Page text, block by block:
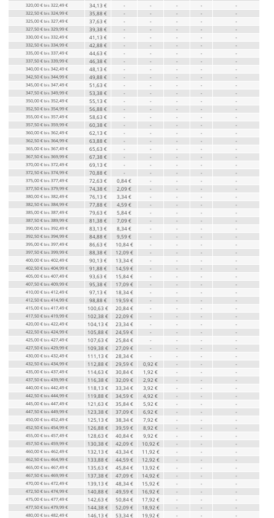
320,00 € bis 322,49 € 34,13 € - - - - -
322,50 € bis 324,99 € 35,88 € - - - - -
325,00 € bis 327,49 € 37,63 € - - - - -
327,50 € bis 329,99 € 39,38 € - - - - -
330,00 € bis 332,49 € 41,13 € - - - - -
332,50 € bis 334,99 € 42,88 € - - - - -
335,00 € bis 337,49 € 44,63 € - - - - -
337,50 € bis 339,99 € 46,38 € - - - - -
340,00 € bis 342,49 € 48,13 € - - - - -
342,50 € bis 344,99 € 49,88 € - - - - -
345,00 € bis 347,49 € 51,63 € - - - - -
347,50 € bis 349,99 € 53,38 € - - - - -
350,00 € bis 352,49 € 55,13 € - - - - -
352,50 € bis 354,99 € 56,88 € - - - - -
355,00 € bis 357,49 € 58,63 € - - - - -
357,50 € bis 359,99 € 60,38 € - - - - -
360,00 € bis 362,49 € 62,13 € - - - - -
362,50 € bis 364,99 € 63,88 € - - - - -
365,00 € bis 367,49 € 65,63 € - - - - -
367,50 € bis 369,99 € 67,38 € - - - - -
370,00 € bis 372,49 € 69,13 € - - - - -
372,50 € bis 374,99 € 70,88 € - - - - -
375,00 € bis 377,49 € 72,63 € 0,84 € - - - -
377,50 € bis 379,99 € 74,38 € 2,09 € - - - -
380,00 € bis 382,49 € 76,13 € 3,34 € - - - -
382,50 € bis 384,99 € 77,88 € 4,59 € - - - -
385,00 € bis 387,49 € 79,63 € 5,84 € - - - -
387,50 € bis 389,99 € 81,38 € 7,09 € - - - -
390,00 € bis 392,49 € 83,13 € 8,34 € - - - -
392,50 € bis 394,99 € 84,88 € 9,59 € - - - -
395,00 € bis 397,49 € 86,63 € 10,84 € - - - -
397,50 € bis 399,99 € 88,38 € 12,09 € - - - -
400,00 € bis 402,49 € 90,13 € 13,34 € - - - -
402,50 € bis 404,99 € 91,88 € 14,59 € - - - -
405,00 € bis 407,49 € 93,63 € 15,84 € - - - -
407,50 € bis 409,99 € 95,38 € 17,09 € - - - -
410,00 € bis 412,49 € 97,13 € 18,34 € - - - -
412,50 € bis 414,99 € 98,88 € 19,59 € - - - -
415,00 € bis 417,49 € 100,63 € 20,84 € - - - -
417,50 € bis 419,99 € 102,38 € 22,09 € - - - -
420,00 € bis 422,49 € 104,13 € 23,34 € - - - -
422,50 € bis 424,99 € 105,88 € 24,59 € - - - -
425,00 € bis 427,49 € 107,63 € 25,84 € - - - -
427,50 € bis 429,99 € 109,38 € 27,09 € - - - -
430,00 € bis 432,49 € 111,13 € 28,34 € - - - -
432,50 € bis 434,99 € 112,88 € 29,59 € 0,92 € - - -
435,00 € bis 437,49 € 114,63 € 30,84 € 1,92 € - - -
437,50 € bis 439,99 € 116,38 € 32,09 € 2,92 € - - -
440,00 € bis 442,49 € 118,13 € 33,34 € 3,92 € - - -
442,50 € bis 444,99 € 119,88 € 34,59 € 4,92 € - - -
445,00 € bis 447,49 € 121,63 € 35,84 € 5,92 € - - -
447,50 € bis 449,99 € 123,38 € 37,09 € 6,92 € - - -
450,00 € bis 452,49 € 125,13 € 38,34 € 7,92 € - - -
452,50 € bis 454,99 € 126,88 € 39,59 € 8,92 € - - -
455,00 € bis 457,49 € 128,63 € 40,84 € 9,92 € - - -
457,50 € bis 459,99 € 130,38 € 42,09 € 10,92 € - - -
460,00 € bis 462,49 € 132,13 € 43,34 € 11,92 € - - -
462,50 € bis 464,99 € 133,88 € 44,59 € 12,92 € - - -
465,00 € bis 467,49 € 135,63 € 45,84 € 13,92 € - - -
467,50 € bis 469,99 € 137,38 € 47,09 € 14,92 € - - -
470,00 € bis 472,49 € 139,13 € 48,34 € 15,92 € - - -
472,50 € bis 474,99 € 140,88 € 49,59 € 16,92 € - - -
475,00 € bis 477,49 € 142,63 € 50,84 € 17,92 € - - -
477,50 € bis 479,99 € 144,38 € 52,09 € 18,92 € - - -
480,00 € bis 482,49 € 146,13 € 53,34 € 19,92 € - - -